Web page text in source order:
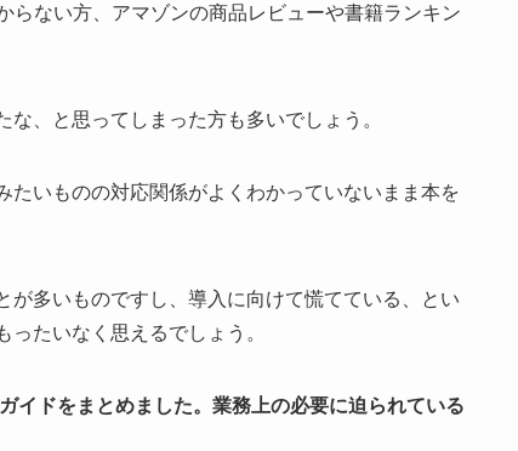
ない方、アマゾンの商品レビューや書籍ランキン
、と思ってしまった方も多いでしょう。
いものの対応関係がよくわかっていないまま本を
多いものですし、導入に向けて慌てている、とい
たいなく思えるでしょう。
イドをまとめました。業務上の必要に迫られている